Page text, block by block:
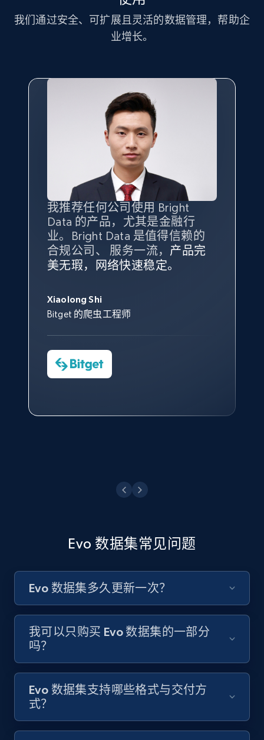
立即获取
我们通过安全、可扩展且灵活的数据管理，帮助企
业增长。
我推荐任何公司使用 Bright
Data 的产品，尤其是金融行
业。Bright Data 是值得信赖的
合规公司、 服务一流， 产品完
美无瑕，网络快速稳定。
Xiaolong Shi
Bitget 的爬虫工程师
Bright Data 拥有自有代理基础
设施，助您持续获取网络数据。
帮助您轻松绕过烦人的验证码
（CAPTCHA）。
数据科学专家
根据我的使用体验，Bright Data
的服务价值不可估量。Bright
共网络数据以满足需求，并通过
其支持团队和开发团队，让我们
Charmagne Cruz
—— Shopee Philippines Inc. 报告与分析、
最重要的是拥有质量 最好、
最多的数据，而这正是 Bright
Data 和 tgndata 发挥作用的地
方。
tgndata 的首席执行官 (CEO)
我们对 Bright Data 的可靠性印
象深刻，对整体服务也非常满
沟通，他的协助对我们非常有帮
助。
Convert Group 的 CTO
我们对与 Bright Data 的合作感
到非常满意。各方面都很不错，
服务和支持团队也非常认可。
Evo 数据集常见问题
Evo 数据集多久更新一次？
我可以只购买 Evo 数据集的一部分
吗？
Evo 数据集支持哪些格式与交付方
式？